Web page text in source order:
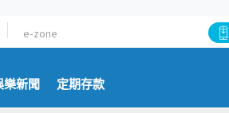
e-zone
樂新聞 定期存款